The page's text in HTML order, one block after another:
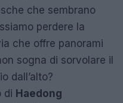
che sembrano
perdere la
che offre panorami
sogna di sorvolare il
dall’alto?
di Haedong